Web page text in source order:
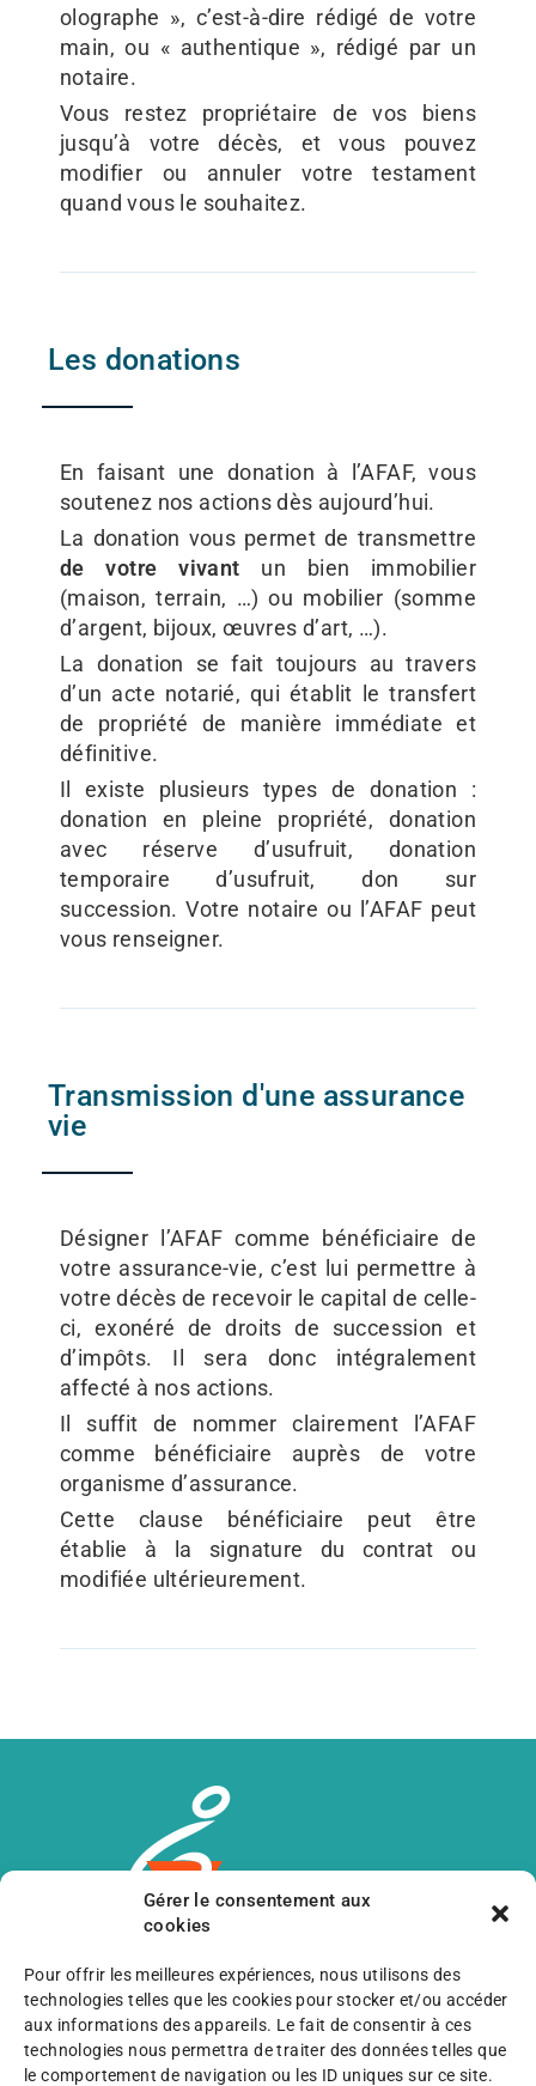
Gérer le consentement aux
cookies
Pour offrir les meilleures expériences, nous utilisons des
technologies telles que les cookies pour stocker et/ou accéder
aux informations des appareils. Le fait de consentir à ces
technologies nous permettra de traiter des données telles que
le comportement de navigation ou les ID uniques sur ce site.
olographe », c’est-à-dire rédigé de votre
main, ou « authentique », rédigé par un
notaire.
Vous restez propriétaire de vos biens
jusqu’à votre décès, et vous pouvez
modifier ou annuler votre testament
quand vous le souhaitez.
Les donations
En faisant une donation à l’AFAF, vous
soutenez nos actions dès aujourd’hui.
La donation vous permet de transmettre
de votre vivant un bien immobilier
(maison, terrain, …) ou mobilier (somme
d’argent, bijoux, œuvres d’art, …).
La donation se fait toujours au travers
d’un acte notarié, qui établit le transfert
de propriété de manière immédiate et
définitive.
Il existe plusieurs types de donation :
donation en pleine propriété, donation
avec réserve d’usufruit, donation
temporaire d’usufruit, don sur
succession. Votre notaire ou l’AFAF peut
vous renseigner.
Transmission d'une assurance
vie
Désigner l’AFAF comme bénéficiaire de
votre assurance-vie, c’est lui permettre à
votre décès de recevoir le capital de celle-
ci, exonéré de droits de succession et
d’impôts. Il sera donc intégralement
affecté à nos actions.
Il suffit de nommer clairement l’AFAF
comme bénéficiaire auprès de votre
organisme d’assurance.
Cette clause bénéficiaire peut être
établie à la signature du contrat ou
modifiée ultérieurement.
Avancer ensemble,
C’est aussi pouvoir compter sur votre